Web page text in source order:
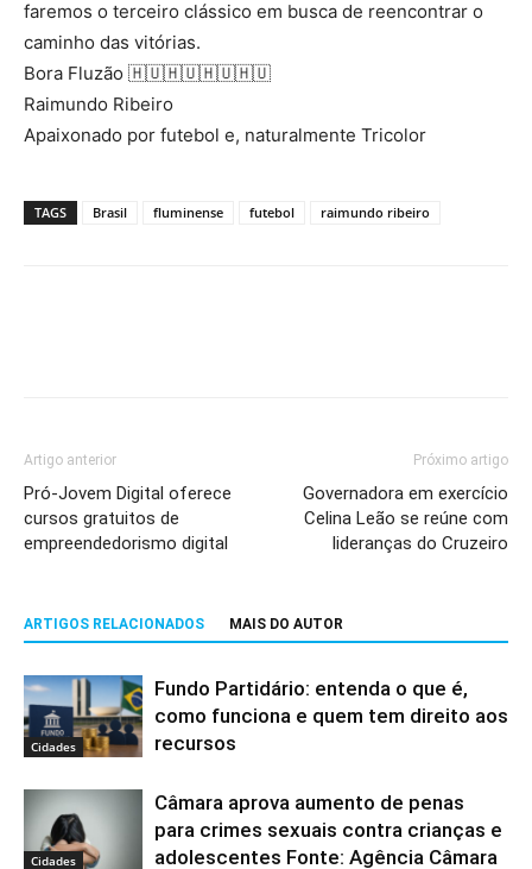
faremos o terceiro clássico em busca de reencontrar o
caminho das vitórias.
Bora Fluzão 🇭🇺🇭🇺🇭🇺🇭🇺
Raimundo Ribeiro
Apaixonado por futebol e, naturalmente Tricolor
TAGS Brasil fluminense futebol raimundo ribeiro
Artigo anterior
Pró-Jovem Digital oferece
cursos gratuitos de
empreendedorismo digital
Próximo artigo
Governadora em exercício
Celina Leão se reúne com
lideranças do Cruzeiro
ARTIGOS RELACIONADOS MAIS DO AUTOR
Cidades
Fundo Partidário: entenda o que é,
como funciona e quem tem direito aos
recursos
Cidades
Câmara aprova aumento de penas
para crimes sexuais contra crianças e
adolescentes Fonte: Agência Câmara